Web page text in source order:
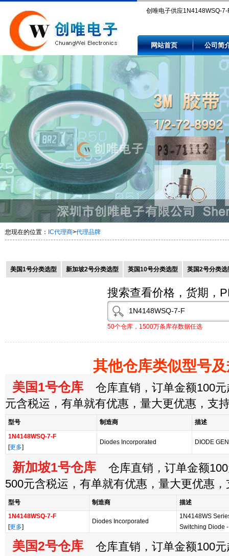
创唯电子供应1N4148WSQ-7-
and availability by authorized
independent electronic
distributors.
网站首页 公司简
您现在的位置： IC代理商>代理品牌
美国1号分类选型 新加坡2号分类选型 英国10号分类选型 英国2号分类选
搜索查看价格，货期，
50个仓库，1500万条库存数据任选
其他仓库类似型号
美国1号仓库 仓库直销，订单金额100元
元含税运，有单就有优惠，量大更优惠，支
型号 制造商
描述
1N4148WSQ-7-F
[更多]
Diodes Incorporated DIODE
新加坡1号仓库 仓库直销，订单金额
500元含税运，有单就有优惠，量大更优惠
型号 制造商
描述
1N4148WSQ-7-F
[更多]
Diodes Incorporated
1N4148WS
Switching Diode
美国2号仓库 仓库直销，订单金额100元